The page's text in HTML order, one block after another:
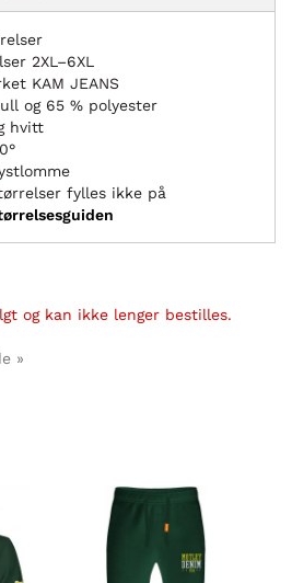
2XL–6XL
KAM JEANS
og 65 % polyester
hvitt
fylles ikke på
og kan ikke lenger bestilles.
»